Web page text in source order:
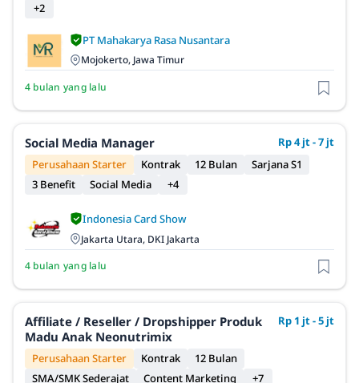
+2
PT Mahakarya Rasa Nusantara
Mojokerto, Jawa Timur
4 bulan yang lalu
Social Media Manager
Rp 4 jt - 7 jt
Perusahaan Starter
Kontrak 12 Bulan
Sarjana S1
3 Benefit
Social Media +4
Indonesia Card Show
Jakarta Utara, DKI Jakarta
4 bulan yang lalu
Affiliate / Reseller / Dropshipper Produk
Madu Anak Neonutrimix
Rp 1 jt - 5 jt
Perusahaan Starter Kontrak
12 Bulan
SMA/SMK Sederajat
Content Marketing +7